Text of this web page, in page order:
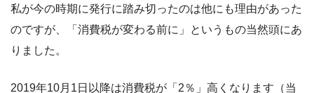
私が今の時期に発行に踏み切ったのは他にも理由があった
のですが、「消費税が変わる前に」というもの当然頭にあ
りました。
2019年10月1日以降は消費税が「2％」高くなります（当